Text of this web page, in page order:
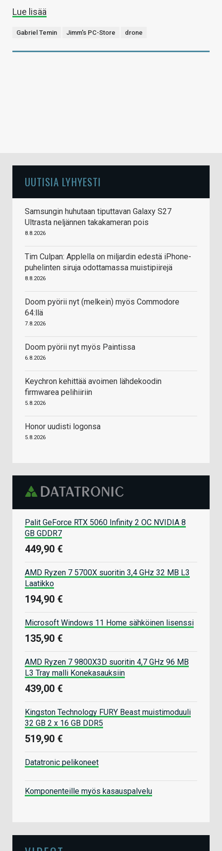
Lue lisää
Gabriel Temin Jimm's PC-Store drone
UUTISIA LYHYESTI
Samsungin huhutaan tiputtavan Galaxy S27
Ultrasta neljännen takakameran pois
8.8.2026
Tim Culpan: Applella on miljardin edestä iPhone-
puhelinten siruja odottamassa muistipiirejä
8.8.2026
Doom pyörii nyt (melkein) myös Commodore
64:llä
7.8.2026
Doom pyörii nyt myös Paintissa
6.8.2026
Keychron kehittää avoimen lähdekoodin
firmwarea pelihiiriin
5.8.2026
Honor uudisti logonsa
5.8.2026
Palit GeForce RTX 5060 Infinity 2 OC NVIDIA 8
GB GDDR7
449,90 €
AMD Ryzen 7 5700X suoritin 3,4 GHz 32 MB L3
Laatikko
194,90 €
Microsoft Windows 11 Home sähköinen lisenssi
135,90 €
AMD Ryzen 7 9800X3D suoritin 4,7 GHz 96 MB
L3 Tray malli Konekasauksiin
439,00 €
Kingston Technology FURY Beast muistimoduuli
32 GB 2 x 16 GB DDR5
519,90 €
Datatronic pelikoneet
Komponenteille myös kasauspalvelu